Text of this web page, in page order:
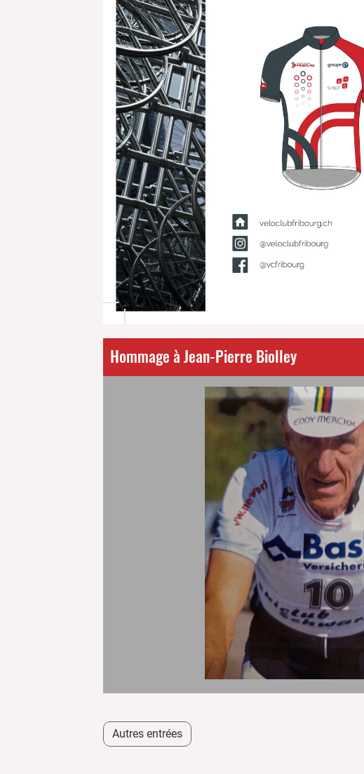
Hommage à Jean-Pierre Biolley
Autres entrées